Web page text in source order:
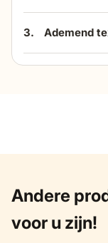
3. Ademend
Andere
voor u zijn!